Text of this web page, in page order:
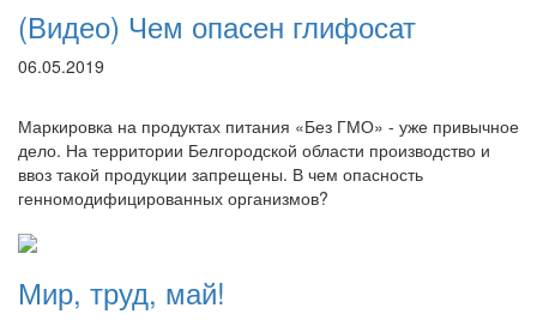
(Видео) Чем опасен глифосат
06.05.2019
Маркировка на продуктах питания «Без ГМО» - уже привычное
дело. На территории Белгородской области производство и
ввоз такой продукции запрещены. В чем опасность
генномодифицированных организмов?
Мир, труд, май!